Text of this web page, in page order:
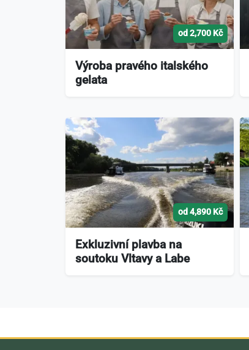
od 2,700 Kč
Výroba pravého italského
gelata
od 4,890 Kč
Exkluzivní plavba na
soutoku Vltavy a Labe